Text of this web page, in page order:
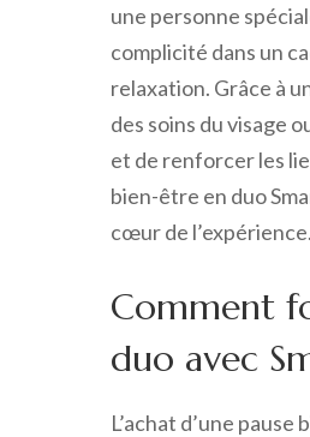
une personne
complicité dans un
relaxation. Grâce à
des soins du visage
et de renforcer les
bien-être en duo
cœur de l’expérience.
Comment
duo avec
L’achat d’une